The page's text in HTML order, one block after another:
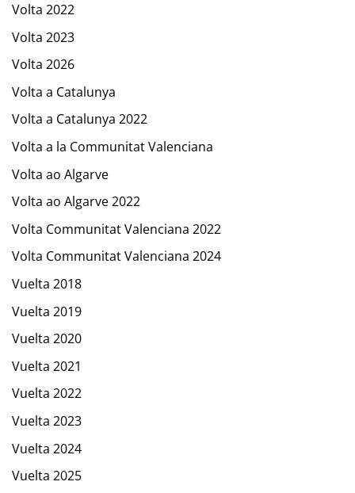
Volta 2022
Volta 2023
Volta 2026
Volta a Catalunya
Volta a Catalunya 2022
Volta a la Communitat Valenciana
Volta ao Algarve
Volta ao Algarve 2022
Volta Communitat Valenciana 2022
Volta Communitat Valenciana 2024
Vuelta 2018
Vuelta 2019
Vuelta 2020
Vuelta 2021
Vuelta 2022
Vuelta 2023
Vuelta 2024
Vuelta 2025